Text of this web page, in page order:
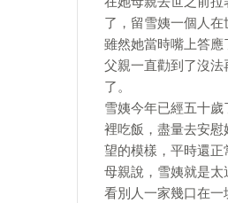
了，留雪姨一個人
雖然她當時嘴上答
父親一直勸到了沒
了。
雪姨今年已經五十
裡吃飯，盡量去安
望的模樣，平時還正
母親說，雪姨就是
看別人一家幾口在一